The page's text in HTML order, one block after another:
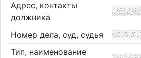
Адрес, контакты
должника
Номер дела, суд, судья
Тип, наименование